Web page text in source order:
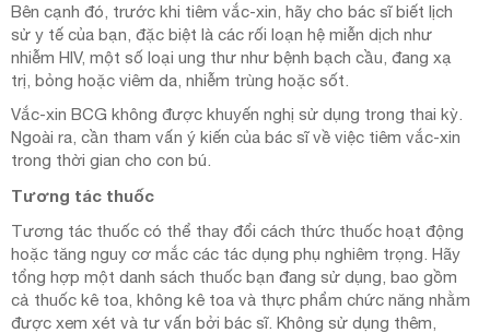
Bên cạnh đó, trước khi tiêm vắc-xin, hãy cho bác sĩ biết lịch
sử y tế của bạn, đặc biệt là các rối loạn hệ miễn dịch như
nhiễm HIV, một số loại ung thư như bệnh bạch cầu, đang xạ
trị, bỏng hoặc viêm da, nhiễm trùng hoặc sốt.
Vắc-xin BCG không được khuyến nghị sử dụng trong thai kỳ.
Ngoài ra, cần tham vấn ý kiến của bác sĩ về việc tiêm vắc-xin
trong thời gian cho con bú.
Tương tác thuốc
Tương tác thuốc có thể thay đổi cách thức thuốc hoạt động
hoặc tăng nguy cơ mắc các tác dụng phụ nghiêm trọng. Hãy
tổng hợp một danh sách thuốc bạn đang sử dụng, bao gồm
cả thuốc kê toa, không kê toa và thực phẩm chức năng nhằm
được xem xét và tư vấn bởi bác sĩ. Không sử dụng thêm,